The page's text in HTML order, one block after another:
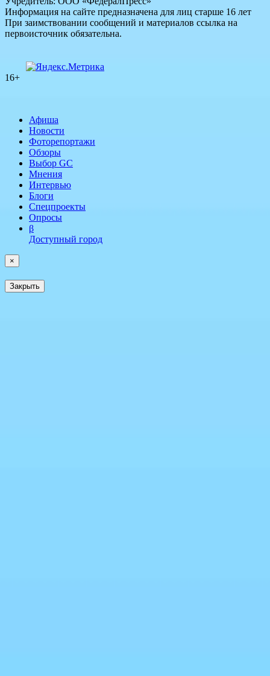
Информация на сайте предназначена для лиц старше 16 лет
При заимствовании сообщений и материалов ссылка на
первоисточник обязательна.
16+
Афиша
Новости
Фоторепортажи
Обзоры
Выбор GC
Мнения
Интервью
Блоги
Спецпроекты
Опросы
β
Доступный город
×
Закрыть